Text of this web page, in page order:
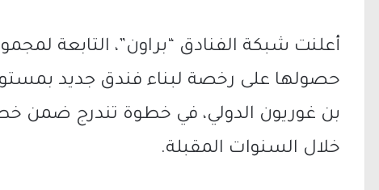
أعلنت شبكة الفنادق “براون”، التابعة
حصولها على رخصة لبناء فندق جديد
بن غوريون الدولي، في خطوة تندرج ضمن
خلال السنوات المقبلة.